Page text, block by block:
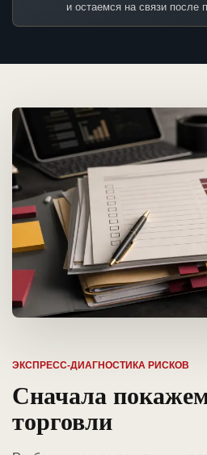
и остаемся на связи после
ЭКСПРЕСС-ДИАГНОСТИКА РИСКОВ
Сначала
торговли